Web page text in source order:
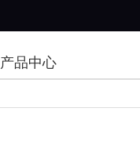
产品中心